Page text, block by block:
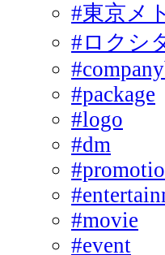
#東京メ
#ロクシ
#package
#logo
#dm
#movie
#event